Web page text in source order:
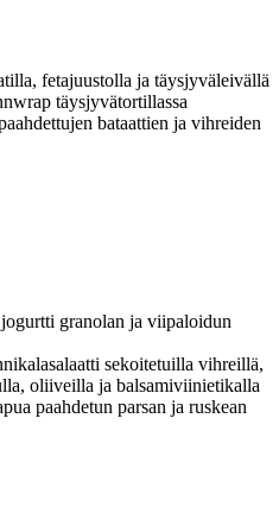
fetajuustolla ja täysjyväleivällä
täysjyvätortillassa
bataattien ja vihreiden
granolan ja viipaloidun
sekoitetuilla vihreillä,
oliiveilla ja balsamiviinietikalla
paahdetun parsan ja ruskean